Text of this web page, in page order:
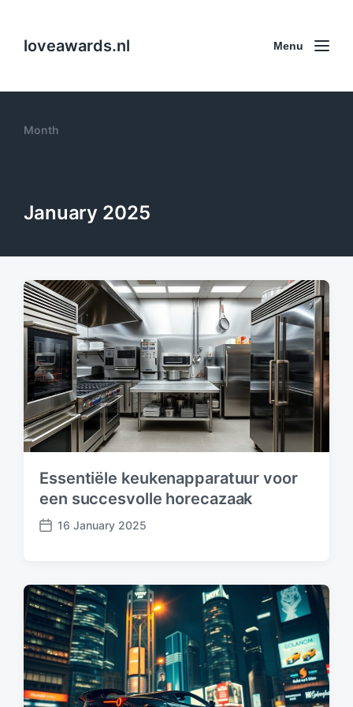
loveawards.nl Menu
Month
January 2025
Essentiële keukenapparatuur voor
een succesvolle horecazaak
P
t
d
a
t
e
16 January 2025